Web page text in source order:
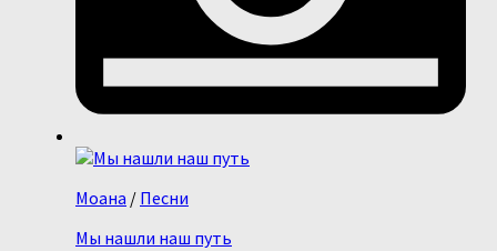
Моана / Песни
Мы нашли наш путь